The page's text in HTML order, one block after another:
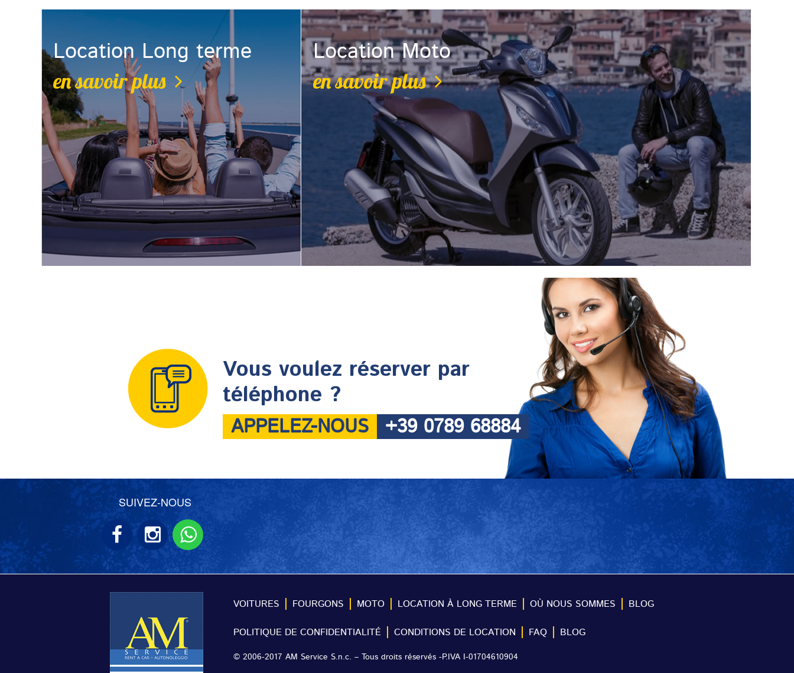
Location Long terme
en savoir plus
Location Moto
en savoir plus
Vous voulez réserver par
téléphone ?
APPELEZ-NOUS +39 0789 68884
SUIVEZ-NOUS
VOITURES FOURGONS MOTO LOCATION À LONG TERME OÙ NOUS SOMMES BLOG
POLITIQUE DE CONFIDENTIALITÉ CONDITIONS DE LOCATION FAQ BLOG
© 2006-2017 AM Service S.n.c. – Tous droits réservés -P.IVA I-01704610904